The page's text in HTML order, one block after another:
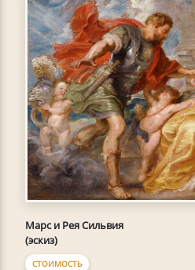
Марс и Рея Сильвия
(эскиз)
СТОИМОСТЬ